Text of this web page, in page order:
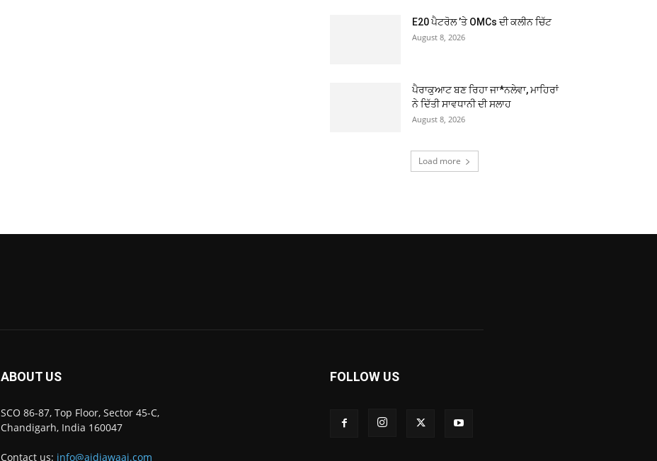
E20 ਪੈਟਰੋਲ ’ਤੇ OMCs ਦੀ ਕਲੀਨ ਚਿੱਟ
August 8, 2026
ਪੈਰਾਕੁਆਟ ਬਣ ਰਿਹਾ ਜਾ*ਨਲੇਵਾ, ਮਾਹਿਰਾਂ
ਨੇ ਦਿੱਤੀ ਸਾਵਧਾਨੀ ਦੀ ਸਲਾਹ
August 8, 2026
Load more
ABOUT US
SCO 86-87, Top Floor, Sector 45-C,
Chandigarh, India 160047
Contact us: info@ajdiawaaj.com
FOLLOW US